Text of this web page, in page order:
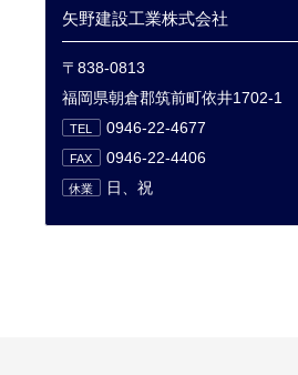
矢野建設工業株式会社
〒838-0813
福岡県朝倉郡筑前町依井1702-1
TEL 0946-22-4677
FAX 0946-22-4406
休業 日、祝